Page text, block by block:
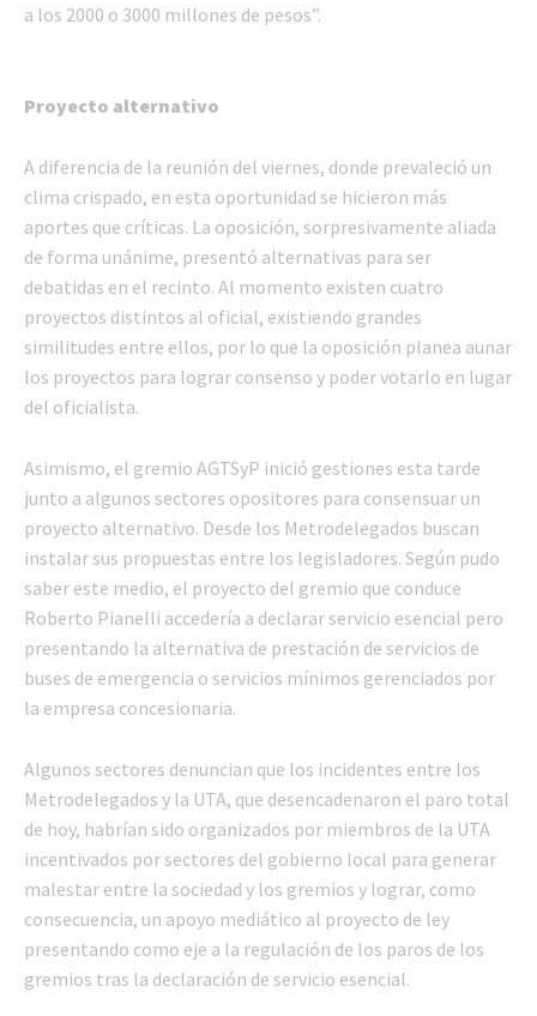
a los 2000 o 3000 millones de pesos”.
Proyecto alternativo
A diferencia de la reunión del viernes, donde prevaleció un
clima crispado, en esta oportunidad se hicieron más
aportes que críticas. La oposición, sorpresivamente aliada
de forma unánime, presentó alternativas para ser
debatidas en el recinto. Al momento existen cuatro
proyectos distintos al oficial, existiendo grandes
similitudes entre ellos, por lo que la oposición planea aunar
los proyectos para lograr consenso y poder votarlo en lugar
del oficialista.
Asimismo, el gremio AGTSyP inició gestiones esta tarde
junto a algunos sectores opositores para consensuar un
proyecto alternativo. Desde los Metrodelegados buscan
instalar sus propuestas entre los legisladores. Según pudo
saber este medio, el proyecto del gremio que conduce
Roberto Pianelli accedería a declarar servicio esencial pero
presentando la alternativa de prestación de servicios de
buses de emergencia o servicios mínimos gerenciados por
la empresa concesionaria.
Algunos sectores denuncian que los incidentes entre los
Metrodelegados y la UTA, que desencadenaron el paro total
de hoy, habrían sido organizados por miembros de la UTA
incentivados por sectores del gobierno local para generar
malestar entre la sociedad y los gremios y lograr, como
consecuencia, un apoyo mediático al proyecto de ley
presentando como eje a la regulación de los paros de los
gremios tras la declaración de servicio esencial.